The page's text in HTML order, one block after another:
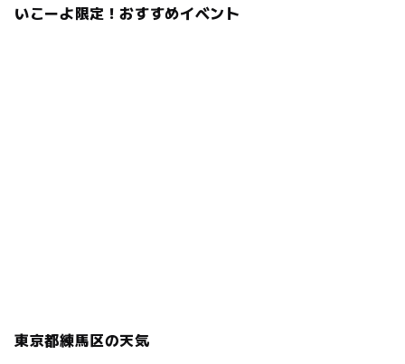
いこーよ限定！おすすめイベント
東京都練馬区の天気